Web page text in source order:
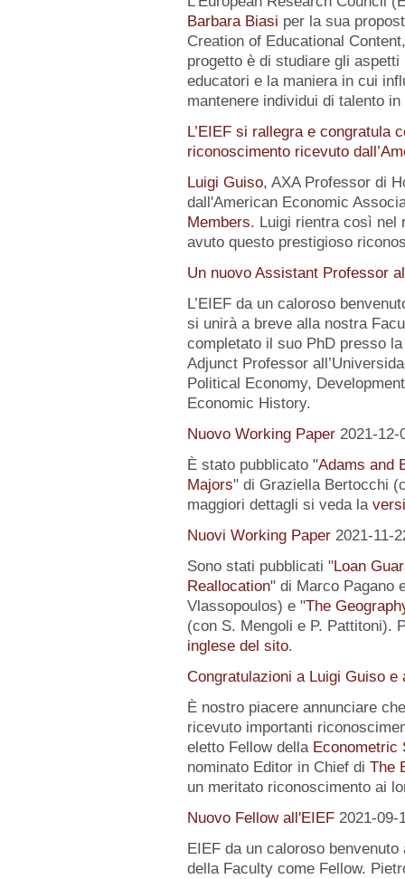
Barbara Biasi per la sua
Creation of Educational
progetto è di studiare gli
educatori e la maniera in cui
mantenere individui di talento
L’EIEF si rallegra e congratula
riconoscimento ricevuto
Luigi Guiso, AXA Professor di
dall'American Economic
Members. Luigi rientra così nel
avuto questo prestigioso
Un nuovo Assistant Professor
L’EIEF da un caloroso
si unirà a breve alla nostra
completato il suo PhD presso
Adjunct Professor
Political Economy,
Economic History.
Nuovo Working Paper 2021-12-
È stato pubblicato "Adams and
Majors" di Graziella Bertocchi
maggiori dettagli si veda la
Nuovi Working Paper 2021-11-
Sono stati pubblicati "Loan
Reallocation" di Marco Pagano
Vlassopoulos) e "The
(con S. Mengoli e P. Pattitoni).
inglese del sito.
Congratulazioni a Luigi Guiso e
È nostro piacere annunciare
ricevuto importanti
eletto Fellow della Econometric
nominato Editor in Chief di The
un meritato riconoscimento ai
Nuovo Fellow all'EIEF 2021-09-
EIEF da un caloroso
della Faculty come Fellow.